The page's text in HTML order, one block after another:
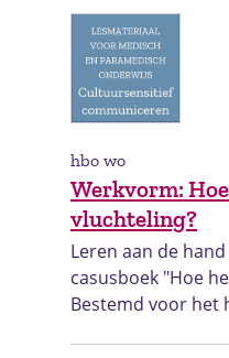
Werkvorm:
vluchteling?
hbo wo
Leren aan de
casusboek "Hoe
Bestemd voor het